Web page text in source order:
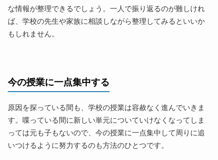
な情報が整理できるでしょう。一人で振り返るのが難しけれ
ば、学校の先生や家族に相談しながら整理してみるといいか
もしれません。
今の授業に一点集中する
原因を探っている間も、学校の授業は容赦なく進んでいきま
す。喋っている間に新しい単元についていけなくなってしま
っては元も子もないので、今の授業に一点集中して周りに追
いつけるように努力するのも方法のひとつです。